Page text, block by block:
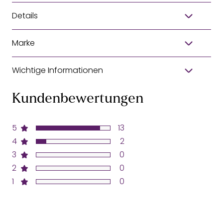
Details
Marke
Wichtige Informationen
Kundenbewertungen
5
4
3
2
1
13
2
0
0
0